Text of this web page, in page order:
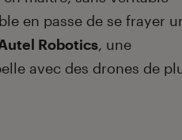
en passe de se frayer
Robotics, une
avec des drones de